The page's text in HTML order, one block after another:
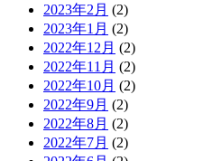
2023年2月 (2)
2023年1月 (2)
2022年12月 (2)
2022年11月 (2)
2022年10月 (2)
2022年9月 (2)
2022年8月 (2)
2022年7月 (2)